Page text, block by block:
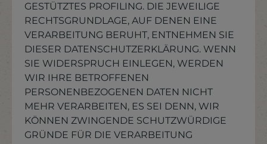
GESTÜTZTES PROFILING. DIE JEWEILIGE
RECHTSGRUNDLAGE, AUF DENEN EINE
VERARBEITUNG BERUHT, ENTNEHMEN SIE
DIESER DATENSCHUTZERKLÄRUNG. WENN
SIE WIDERSPRUCH EINLEGEN, WERDEN
WIR IHRE BETROFFENEN
PERSONENBEZOGENEN DATEN NICHT
MEHR VERARBEITEN, ES SEI DENN, WIR
KÖNNEN ZWINGENDE SCHUTZWÜRDIGE
GRÜNDE FÜR DIE VERARBEITUNG